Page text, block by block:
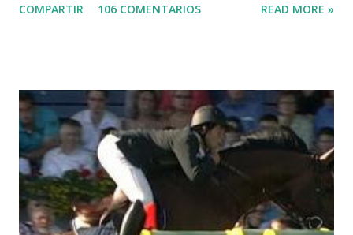
-EPAILLARD 7 GIG AMAI M WHITAKER 8 SILVANA DU
POWER - MILLAR 5 ARMANIE -VOORN 6 QUERLYBET
HERO -LEJAUNE 7 MO CHROI - O’BRIEN 8 CARMENA Z -
BREEN 9 JALLA DE GAVIERE -RAMZY AL DUHAMI 10
NOVEL -PHILIPPAERTS 3 triple 1 LATE NIGHT -LEVY 2 K
CLUB LADY -O’CONNOR 3 QUICK STUDY - HOUGH 4
LORENZO -AHLMANN 5 L’ESPOIR -GULLIKSEN 6
COMPARTIR 106 COMENTARIOS READ MORE »